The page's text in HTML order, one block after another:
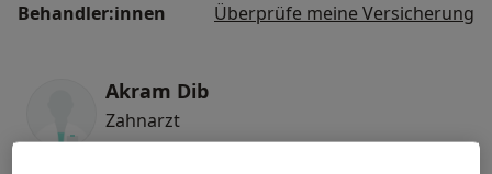
Behandler:innen Überprüfe meine Versicherung
Akram Dib
Zahnarzt